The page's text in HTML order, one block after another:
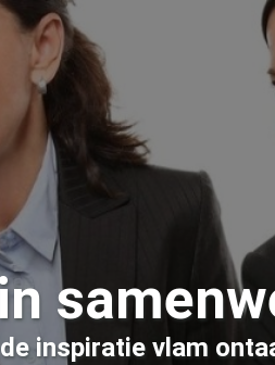
inspiratie vlam